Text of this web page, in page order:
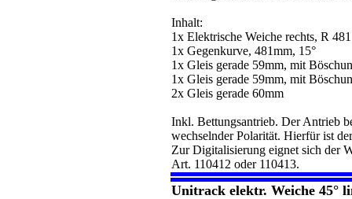
Inhalt:
1x Elektrische Weiche rechts, R
1x Gegenkurve, 481mm, 15°
1x Gleis gerade 59mm, mit
1x Gleis gerade 59mm, mit
2x Gleis gerade 60mm
Inkl. Bettungsantrieb. Der Antrieb
wechselnder Polarität. Hierfür ist
Zur Digitalisierung eignet sich der
Art. 110412 oder 110413.
Unitrack elektr. Weiche 45°